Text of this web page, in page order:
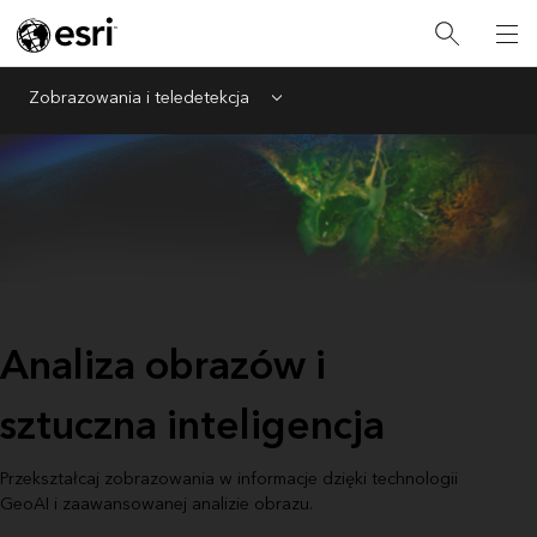
Zobrazowania i teledetekcja Menu
Analiza obrazów i
sztuczna inteligencja
Przekształcaj zobrazowania w informacje dzięki technologii
GeoAI i zaawansowanej analizie obrazu.